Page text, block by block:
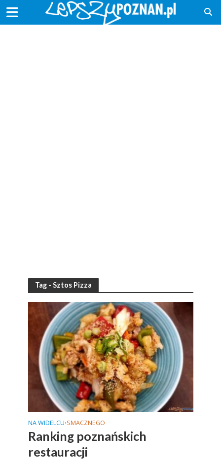
Tag - Sztos Pizza
NA WIDELCU•SMACZNEGO
Ranking poznańskich
restauracji